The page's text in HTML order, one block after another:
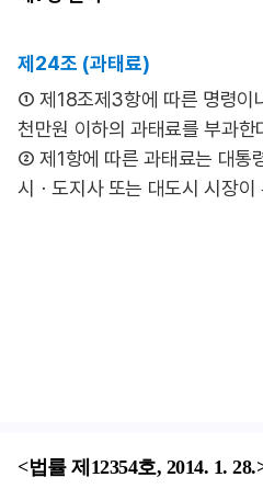
제24조 (과태료)
① 제18조제3항에 따른 명령이
천만원 이하의 과태료를 부과한
② 제1항에 따른 과태료는 대통
시ㆍ도지사 또는 대도시 시장이
<법률 제12354호, 2014. 1.